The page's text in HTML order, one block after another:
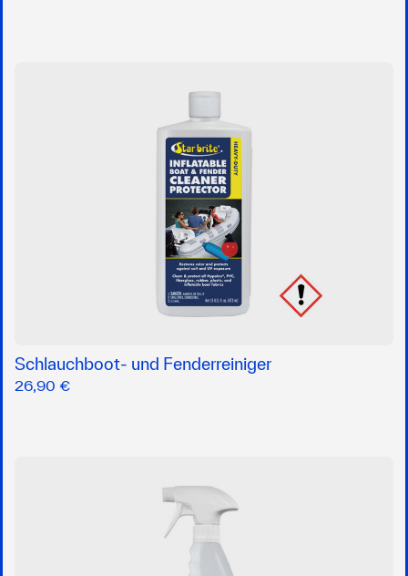
Schlauchboot- und Fenderreiniger
26,90 €